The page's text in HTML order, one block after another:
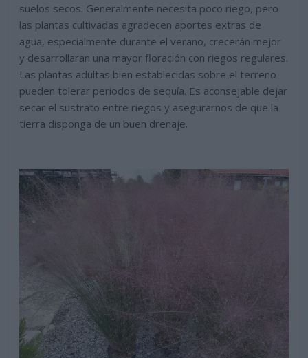
suelos secos. Generalmente necesita poco riego, pero
las plantas cultivadas agradecen aportes extras de
agua, especialmente durante el verano, crecerán mejor
y desarrollaran una mayor floración con riegos regulares.
Las plantas adultas bien establecidas sobre el terreno
pueden tolerar periodos de sequía. Es aconsejable dejar
secar el sustrato entre riegos y asegurarnos de que la
tierra disponga de un buen drenaje.